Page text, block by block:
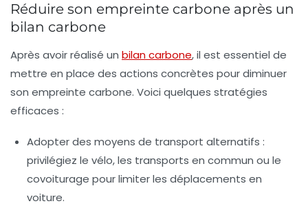
Réduire son empreinte carbone après un
bilan carbone
Après avoir réalisé un bilan carbone, il est essentiel de
mettre en place des actions concrètes pour diminuer
son empreinte carbone. Voici quelques stratégies
efficaces :
Adopter des moyens de transport alternatifs :
privilégiez le vélo, les transports en commun ou le
covoiturage pour limiter les déplacements en
voiture.